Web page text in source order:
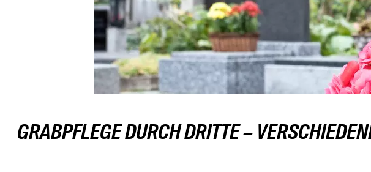
GRABPFLEGE DURCH DRITTE –